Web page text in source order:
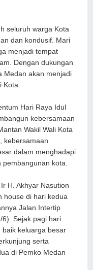
seluruh warga Kota
dan kondusif. Mari
menjadi tempat
Dengan dukungan
Medan akan menjadi
Kota.
Hari Raya Idul
kebersamaan
Wakil Wali Kota
kebersamaan
dalam menghadapi
kota.
H. Akhyar Nasution
house di hari kedua
Jalan Intertip
6). Sejak pagi hari
keluarga besar
serta
di Pemko Medan